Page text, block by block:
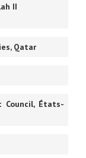
II
Qatar
Council, États-